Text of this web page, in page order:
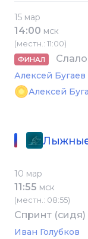
15 мар
14:00 МСК
(местн.: 11:00)
ФИНАЛ
Алексей Бугаев
Алексей
10 мар
11:55 МСК
(местн.: 08:55)
Спринт
Иван Голубков